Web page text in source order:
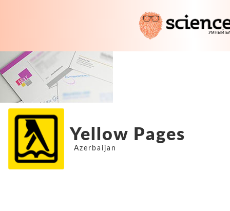
Yellow Pages
Azerbaijan